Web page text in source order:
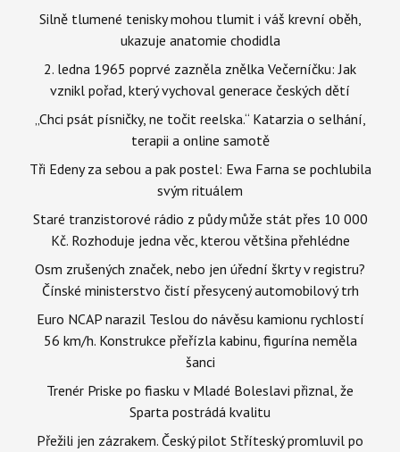
Silně tlumené tenisky mohou tlumit i váš krevní oběh,
ukazuje anatomie chodidla
2. ledna 1965 poprvé zazněla znělka Večerníčku: Jak
vznikl pořad, který vychoval generace českých dětí
„Chci psát písničky, ne točit reelska.“ Katarzia o selhání,
terapii a online samotě
Tři Edeny za sebou a pak postel: Ewa Farna se pochlubila
svým rituálem
Staré tranzistorové rádio z půdy může stát přes 10 000
Kč. Rozhoduje jedna věc, kterou většina přehlédne
Osm zrušených značek, nebo jen úřední škrty v registru?
Čínské ministerstvo čistí přesycený automobilový trh
Euro NCAP narazil Teslou do návěsu kamionu rychlostí
56 km/h. Konstrukce přeřízla kabinu, figurína neměla
šanci
Trenér Priske po fiasku v Mladé Boleslavi přiznal, že
Sparta postrádá kvalitu
Přežili jen zázrakem. Český pilot Stříteský promluvil po